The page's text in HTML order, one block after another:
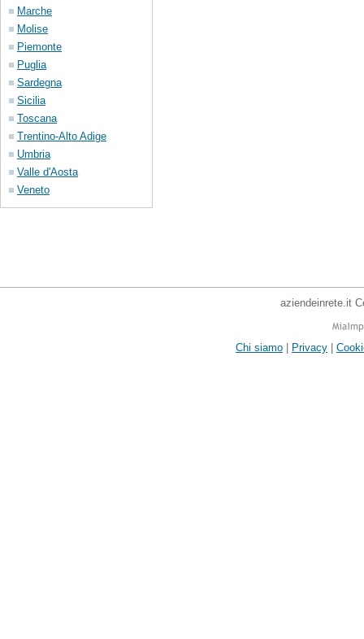
Marche
Molise
Piemonte
Puglia
Sardegna
Sicilia
Toscana
Trentino-Alto Adige
Umbria
Valle d'Aosta
Veneto
aziendeinrete.it
Chi siamo | Privacy |